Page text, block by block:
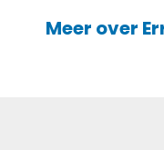
Meer over